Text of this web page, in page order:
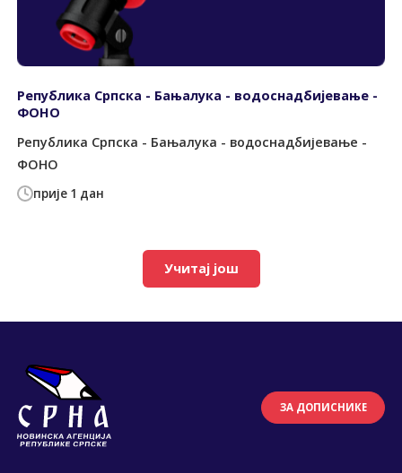
прије 1 дан
Република Српска - Бањалука - водоснадбијевање -
ФОНО
Република Српска - Бањалука - водоснадбијевање -
ФОНО
Учитај још
ЗА ДОПИСНИКЕ